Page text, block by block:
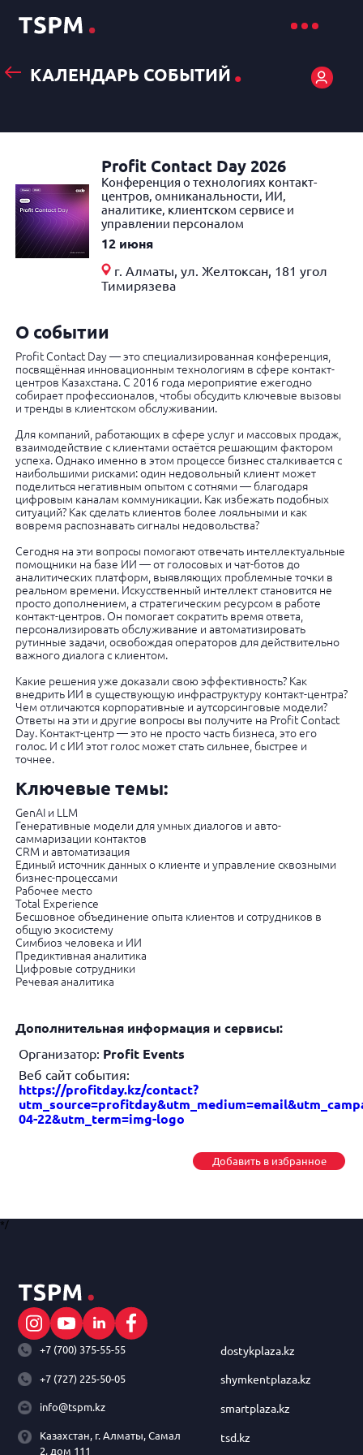
КАЛЕНДАРЬ СОБЫТИЙ .
Profit Contact Day 2026
Конференция о технологиях контакт-
центров, омниканальности, ИИ,
аналитике, клиентском сервисе и
управлении персоналом
12 июня
г. Алматы, ул. Желтоксан, 181 угол
Тимирязева
О событии
Profit Contact Day — это специализированная конференция,
посвящённая инновационным технологиям в сфере контакт-
центров Казахстана. С 2016 года мероприятие ежегодно
собирает профессионалов, чтобы обсудить ключевые вызовы
и тренды в клиентском обслуживании.
Для компаний, работающих в сфере услуг и массовых продаж,
взаимодействие с клиентами остаётся решающим фактором
успеха. Однако именно в этом процессе бизнес сталкивается с
наибольшими рисками: один недовольный клиент может
поделиться негативным опытом с сотнями — благодаря
цифровым каналам коммуникации. Как избежать подобных
ситуаций? Как сделать клиентов более лояльными и как
вовремя распознавать сигналы недовольства?
Сегодня на эти вопросы помогают отвечать интеллектуальные
помощники на базе ИИ — от голосовых и чат-ботов до
аналитических платформ, выявляющих проблемные точки в
реальном времени. Искусственный интеллект становится не
просто дополнением, а стратегическим ресурсом в работе
контакт-центров. Он помогает сократить время ответа,
персонализировать обслуживание и автоматизировать
рутинные задачи, освобождая операторов для действительно
важного диалога с клиентом.
Какие решения уже доказали свою эффективность? Как
внедрить ИИ в существующую инфраструктуру контакт-центра?
Чем отличаются корпоративные и аутсорсинговые модели?
Ответы на эти и другие вопросы вы получите на Profit Contact
Day. Контакт-центр — это не просто часть бизнеса, это его
голос. И с ИИ этот голос может стать сильнее, быстрее и
точнее.
Ключевые темы:
GenAI и LLM
Генеративные модели для умных диалогов и авто-
саммаризации контактов
CRM и автоматизация
Единый источник данных о клиенте и управление сквозными
бизнес-процессами
Рабочее место
Total Experience
Бесшовное объединение опыта клиентов и сотрудников в
общую экосистему
Симбиоз человека и ИИ
Предиктивная аналитика
Цифровые сотрудники
Речевая аналитика
Дополнительная информация и сервисы:
Организатор: Profit Events
Веб сайт события:
https://profitday.kz/contact?
04-22&utm_term=img-logo
Добавить в избранное
*/
+7 (700) 375-55-55
+7 (727) 225-50-05
info@tspm.kz
Казахстан, г. Алматы, Самал
2, дом 111
dostykplaza.kz
shymkentplaza.kz
smartplaza.kz
tsd.kz